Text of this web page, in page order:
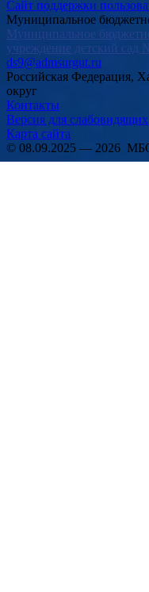
Сайт поддержки
Муниципальное
Муниципальное
учреждение детский
ds9@admsurgut.ru
Российская Федерация,
округ
Контакты
Версия для слабовидящих
Карта сайта
© 08.09.2025 — 2026